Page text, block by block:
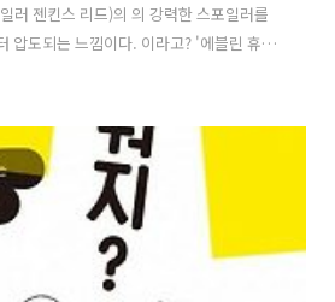
젠킨스 리드)의 의 강력한 스포일러를
압도되는 느낌이다. 이라고? '에블린 휴고
일곱 번이나 해서 남편을 일곱 명이나
은 염문으로 할리우드를 달구었던 여배우
에블린은 허구의 인물이다. 그녀의 삶은
자베스 테일러(Elizabeth Taylor)나 자신
통해 전기로 탈바꿈시킨 에바 가드너(Ava